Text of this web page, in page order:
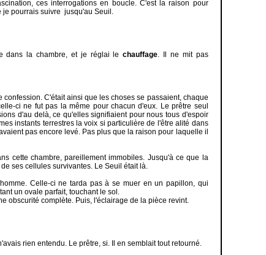
ces interrogations en boucle. C'est la raison pour
pourrais suivre jusqu'au Seuil.
dans la chambre, et je réglai lechauffage . Il ne mit pas
C'était ainsi que les choses se passaient, chaque
ci ne fut pas la même pour chacun d'eux. Le prêtre seul
d'au delà, ce qu'elles signifiaient pour nous tous d'espoir
instants terrestres la voix si particulière de l'être alité dans
pas encore levé. Pas plus que la raison pour laquelle il
cette chambre, pareillement immobiles. Jusqu'à ce que la
ses cellules survivantes. Le Seuil était là.
Celle-ci ne tarda pas à se muer en un papillon, qui
un ovale parfait, touchant le sol.
obscurité complète. Puis, l'éclairage de la pièce revint.
rien entendu. Le prêtre, si. Il en semblait tout retourné.